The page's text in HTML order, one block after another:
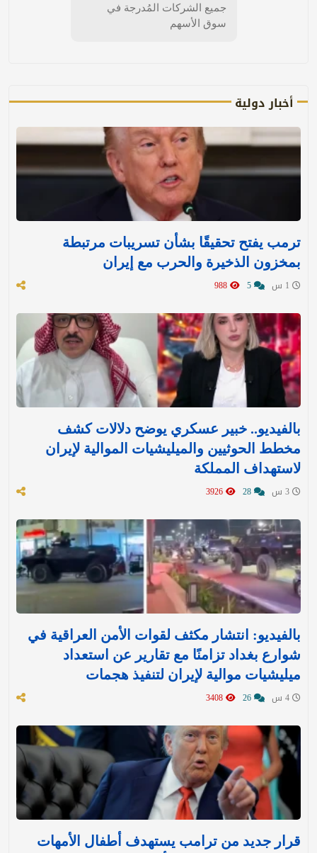
جميع الشركات المُدرجة في
سوق الأسهم
أخبار دولية
ترمب يفتح تحقيقًا بشأن تسريبات مرتبطة
بمخزون الذخيرة والحرب مع إيران
بالفيديو.. خبير عسكري يوضح دلالات كشف
مخطط الحوثيين والميليشيات الموالية لإيران
لاستهداف المملكة
بالفيديو: انتشار مكثف لقوات الأمن العراقية في
شوارع بغداد تزامنًا مع تقارير عن استعداد
ميليشيات موالية لإيران لتنفيذ هجمات
قرار جديد من ترامب يستهدف أطفال الأمهات